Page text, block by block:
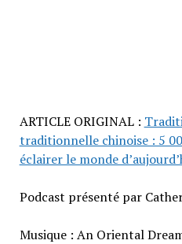
ARTICLE ORIGINAL :
traditionnelle chinoise : 5
éclairer le monde
Podcast présenté par
Musique : An Oriental